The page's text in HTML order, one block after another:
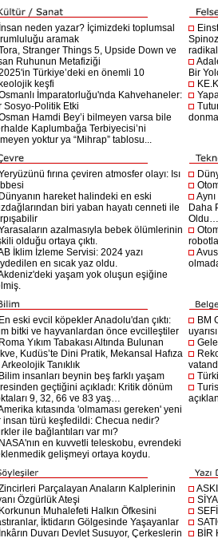
İnsan neden yazar? İçimizdeki toplumsal
aramak
Stranger Things 5, Upside Down ve
Ruhunun Metafiziği
Türkiye’deki en önemli 10
keşfi
İmparatorluğu'nda Kahvehaneler:
Sosyo-Politik Etki
Hamdi Bey’i bilmeyen varsa bile
Kaplumbağa Terbiyecisi’ni
yoktur ya “Mihrap” tablosu...
Bir
fırına çeviren atmosfer olayı: Isı
Dünyanın hareket halindeki en eski
biri yaban hayatı cenneti ile
azalmasıyla bebek ölümlerinin
olduğu ortaya çıktı.
İklim İzleme Servisi: 2024 yazı
en sıcak yaz oldu.
yaşam yok oluşun eşiğine
Daha
Oldu…
En eski evcil köpekler Anadolu'dan çıktı:
bitki ve hayvanlardan önce evcilleştiler
Roma Yıkım Tabakası Altında Bulunan
Kudüs’te Dini Pratik, Mekansal Hafıza
Tanıklık
Bilim insanları beynin beş farklı yaşam
geçtiğini açıkladı: Kritik dönüm
9, 32, 66 ve 83 yaş…
kıtasında 'olmaması gereken' yeni
insan türü keşfedildi: Checua nedir?
ile bağlantıları var mı?
NASA'nın en kuvvetli teleskobu, evrendeki
gelişmeyi ortaya koydu.
BM
Parçalayan Anaların Kalplerinin
Özgürlük Ateşi
Korkunun Muhalefeti Halkın Öfkesini
İktidarın Gölgesinde Yaşayanlar
İnkârın Duvarı Devlet Susuyor, Çerkeslerin
BİR